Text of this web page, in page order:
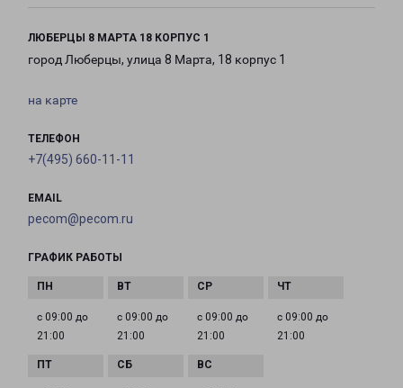
ЛЮБЕРЦЫ 8 МАРТА 18 КОРПУС 1
город Люберцы, улица 8 Марта, 18 корпус 1
на карте
ТЕЛЕФОН
+7(495) 660-11-11
EMAIL
pecom@pecom.ru
ГРАФИК РАБОТЫ
с 09:00 до
21:00
с 09:00 до
21:00
с 09:00 до
21:00
с 09:00 до
21:00